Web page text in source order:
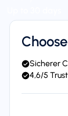
Sicherer
4,6/5